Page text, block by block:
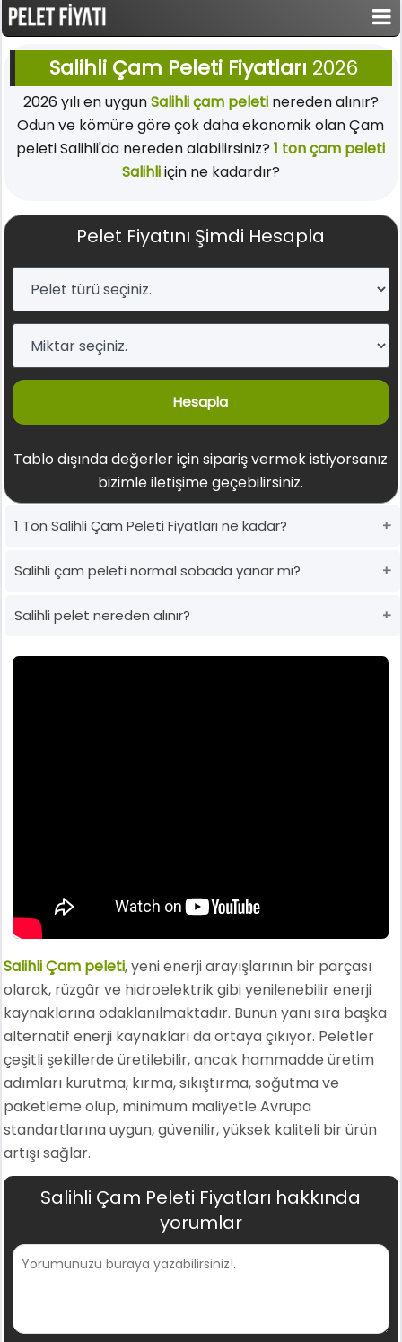
Salihli Çam Peleti Fiyatları 2026
2026 yılı en uygunSalihli çam peletinereden alınır?
Odun ve kömüre göre çok daha ekonomik olan Çam
peleti Salihli'da nereden alabilirsiniz?1 ton çam peleti
Salihliiçin ne kadardır?
Pelet Fiyatını Şimdi Hesapla
Hesapla
Tablo dışında değerler için sipariş vermek istiyorsanız
bizimle iletişime geçebilirsiniz.
1 Ton Salihli Çam Peleti Fiyatları ne kadar?
Salihli çam peleti normal sobada yanar mı?
Salihli pelet nereden alınır?
Salihli Çam peleti, yeni enerji arayışlarının bir parçası
olarak, rüzgâr ve hidroelektrik gibi yenilenebilir enerji
kaynaklarına odaklanılmaktadır. Bunun yanı sıra başka
alternatif enerji kaynakları da ortaya çıkıyor. Peletler
çeşitli şekillerde üretilebilir, ancak hammadde üretim
adımları kurutma, kırma, sıkıştırma, soğutma ve
paketleme olup, minimum maliyetle Avrupa
standartlarına uygun, güvenilir, yüksek kaliteli bir ürün
artışı sağlar.
Salihli Çam Peleti Fiyatları hakkında
yorumlar